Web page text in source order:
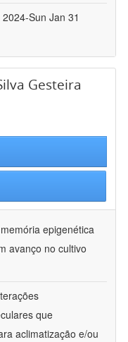
Sun Jan 31
Gesteira
epigenética
avanço no cultivo
que
aclimatização e/ou